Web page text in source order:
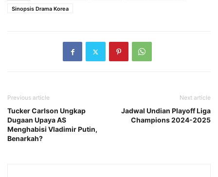
Sinopsis Drama Korea
Previous article
Tucker Carlson Ungkap
Dugaan Upaya AS
Menghabisi Vladimir Putin,
Benarkah?
Next article
Jadwal Undian Playoff Liga
Champions 2024-2025